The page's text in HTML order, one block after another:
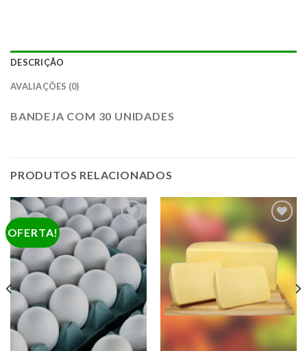
DESCRIÇÃO
AVALIAÇÕES (0)
BANDEJA COM 30 UNIDADES
PRODUTOS RELACIONADOS
OFERTA!
ADICIONAR
A LISTA DE
COMPRAS
ADICIONAR
A LISTA DE
COMPRAS